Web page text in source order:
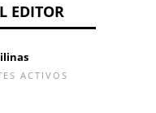
EDITOR
ACTIVOS